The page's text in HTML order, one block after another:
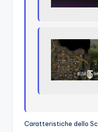
Caratteristiche dello